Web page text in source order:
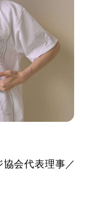
会代表理事／